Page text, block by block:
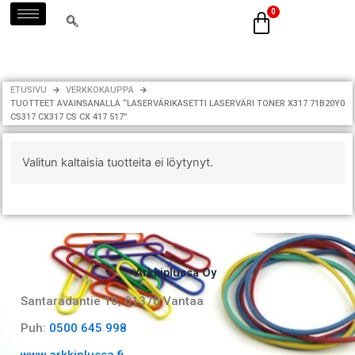
Siirry
sisältöön
ETUSIVU
VERKKOKAUPPA
TUOTTEET AVAINSANALLA “LASERVÄRIKASETTI LASERVÄRI TONER X317 71B20Y0
CS317 CX317 CS CX 417 517”
Valitun kaltaisia tuotteita ei löytynyt.
Arkkiplussa Oy
Santaradantie 10, 01370 Vantaa​
Puh: 0500 645 998